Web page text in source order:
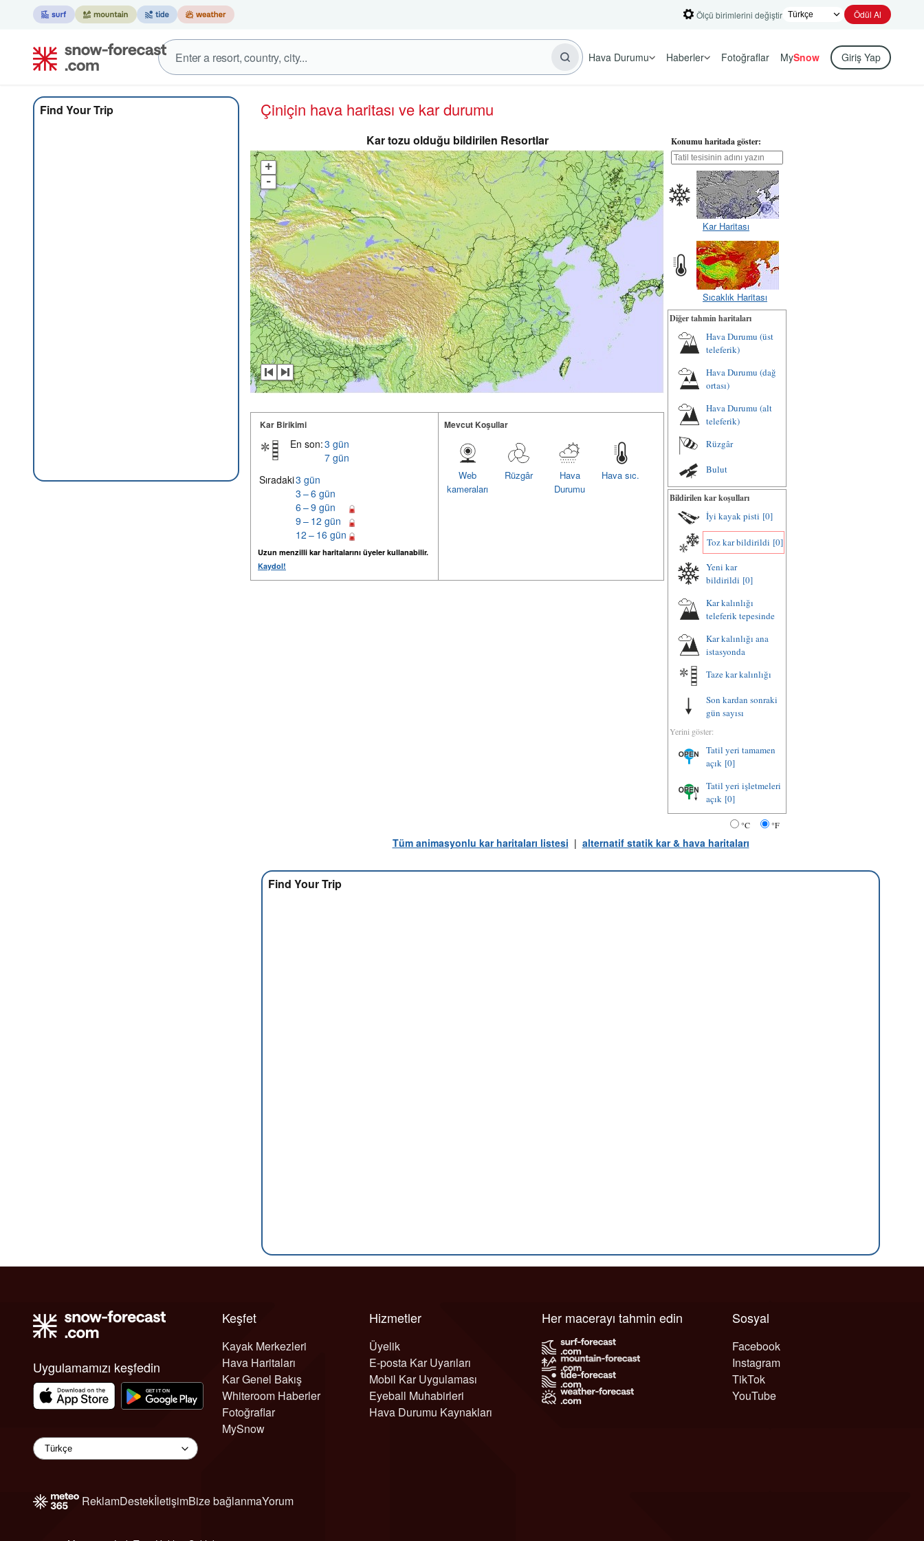
Ölçü birimlerini değiştir Ödül Al
Hava Durumu Haberler Fotoğraflar MySnow Giriş Yap
Find Your Trip Çiniçin hava haritası ve kar durumu
Kar tozu olduğu bildirilen Resortlar
+
-
Kar Birikimi
En son:3 gün
7 gün
Sıradaki3 gün
3 – 6 gün
6 – 9 gün
9 – 12 gün
12 – 16 gün
Uzun menzilli kar haritalarını üyeler kullanabilir.
Kaydol!
Mevcut Koşullar
Hava sıc.
Hava
Durumu
Rüzgâr
Web
kameraları
Konumu haritada göster:
Kar Haritası
Sıcaklık Haritası
Diğer tahmin haritaları
Hava Durumu (üst
teleferik)
Hava Durumu (dağ
ortası)
Hava Durumu (alt
teleferik)
Rüzgâr
Bulut
Bildirilen kar koşulları
İyi kayak pisti [0]
Toz kar bildirildi [0]
Yeni kar
bildirildi [0]
Kar kalınlığı
teleferik tepesinde
Kar kalınlığı ana
istasyonda
Taze kar kalınlığı
Son kardan sonraki
gün sayısı
Yerini göster:
Tatil yeri tamamen
açık [0]
Tatil yeri işletmeleri
açık [0]
°C °F
Tüm animasyonlu kar haritaları listesi | alternatif statik kar & hava haritaları
Find Your Trip
Uygulamamızı keşfedin
Keşfet
Kayak Merkezleri
Hava Haritaları
Kar Genel Bakış
Whiteroom Haberler
Fotoğraflar
MySnow
Hizmetler
Üyelik
E-posta Kar Uyarıları
Mobil Kar Uygulaması
Eyeball Muhabirleri
Hava Durumu Kaynakları
Sosyal
Facebook
Instagram
TikTok
YouTube
Her macerayı tahmin edin
ReklamDestekİletişimBize bağlanmaYorum